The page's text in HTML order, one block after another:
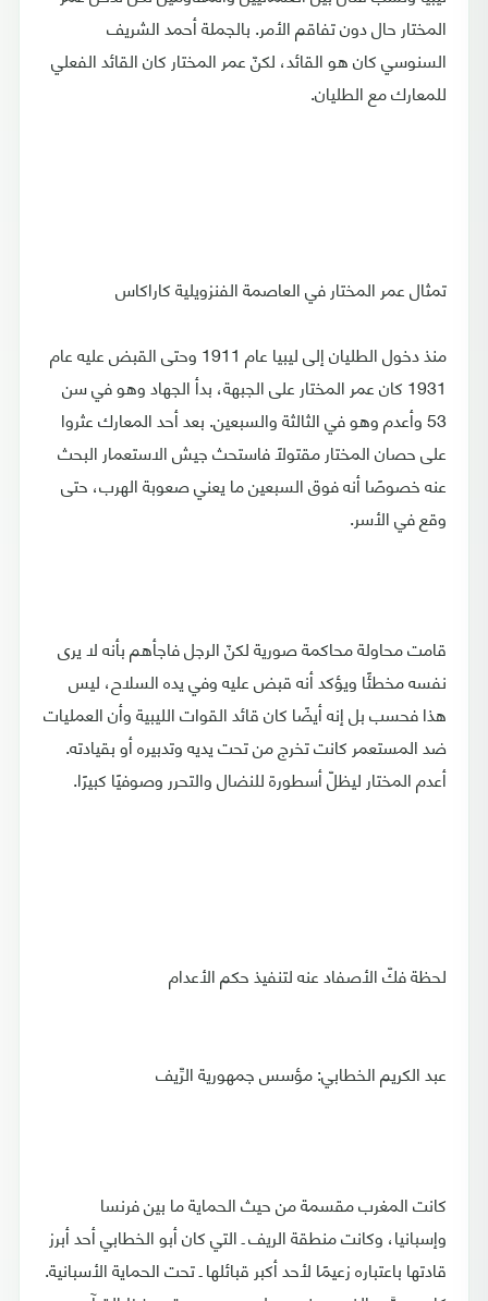
المختار حال دون تفاقم الأمر. بالجملة أحمد الشريف
السنوسي كان هو القائد، لكنّ عمر المختار كان القائد الفعلي
للمعارك مع الطليان.
تمثال عمر المختار في العاصمة الفنزويلية كاراكاس
منذ دخول الطليان إلى ليبيا عام 1911 وحتى القبض عليه عام
1931 كان عمر المختار على الجبهة، بدأ الجهاد وهو في سن
53 وأعدم وهو في الثالثة والسبعين. بعد أحد المعارك عثروا
على حصان المختار مقتولًا فاستحث جيش الاستعمار البحث
عنه خصوصًا أنه فوق السبعين ما يعني صعوبة الهرب، حتى
وقع في الأسر.
قامت محاولة محاكمة صورية لكنّ الرجل فاجأهم بأنه لا يرى
نفسه مخطئًا ويؤكد أنه قبض عليه وفي يده السلاح، ليس
هذا فحسب بل إنه أيضًا كان قائد القوات الليبية وأن العمليات
ضد المستعمر كانت تخرج من تحت يديه وتدبيره أو بقيادته.
أعدم المختار ليظلّ أسطورة للنضال والتحرر وصوفيًا كبيرًا.
لحظة فكّ الأصفاد عنه لتنفيذ حكم الأعدام
عبد الكريم الخطابي: مؤسس جمهورية الرِّيف
كانت المغرب مقسمة من حيث الحماية ما بين فرنسا
وإسبانيا، وكانت منطقة الريف ـ التي كان أبو الخطابي أحد أبرز
قادتها باعتباره زعيمًا لأحد أكبر قبائلها ـ تحت الحماية الأسبانية.